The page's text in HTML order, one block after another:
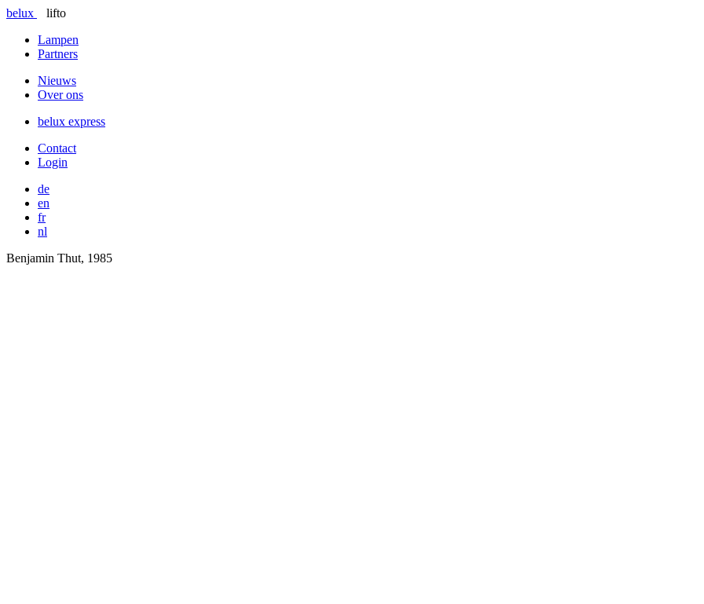
belux
lifto
Lampen
Partners
Nieuws
Over ons
belux express
Contact
Login
de
en
fr
nl
Benjamin Thut, 1985